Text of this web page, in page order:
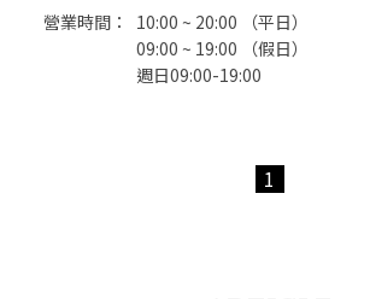
營業時間：
10:00 ~ 20:00
（平日）
09:00 ~ 19:00
（假日）
週日09:00-19:00
1